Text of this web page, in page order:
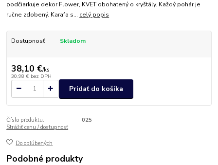
podčiarkuje dekor Flower, KVET obohatený o kryštály. Každý pohár je
ručne zdobený. Karafa s... celý popis
Dostupnosť Skladom
38,10 €/ks
30,98 € bez DPH
Pridať do košíka
Číslo produktu:
025
Strážiť cenu / dostupnosť
Do obľúbených
Podobné produkty